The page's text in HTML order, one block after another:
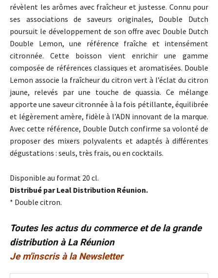
révèlent les arômes avec fraîcheur et justesse. Connu pour
ses associations de saveurs originales, Double Dutch
poursuit le développement de son offre avec Double Dutch
Double Lemon, une référence fraîche et intensément
citronnée. Cette boisson vient enrichir une gamme
composée de références classiques et aromatisées. Double
Lemon associe la fraîcheur du citron vert à l’éclat du citron
jaune, relevés par une touche de quassia. Ce mélange
apporte une saveur citronnée à la fois pétillante, équilibrée
et légèrement amère, fidèle à l’ADN innovant de la marque.
Avec cette référence, Double Dutch confirme sa volonté de
proposer des mixers polyvalents et adaptés à différentes
dégustations : seuls, très frais, ou en cocktails.
Disponible au format 20 cl.
Distribué par Leal Distribution Réunion.
* Double citron.
Toutes les actus du commerce et de la grande
distribution à La Réunion
Je m'inscris à la Newsletter